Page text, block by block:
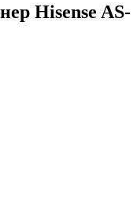
Hisense AS-